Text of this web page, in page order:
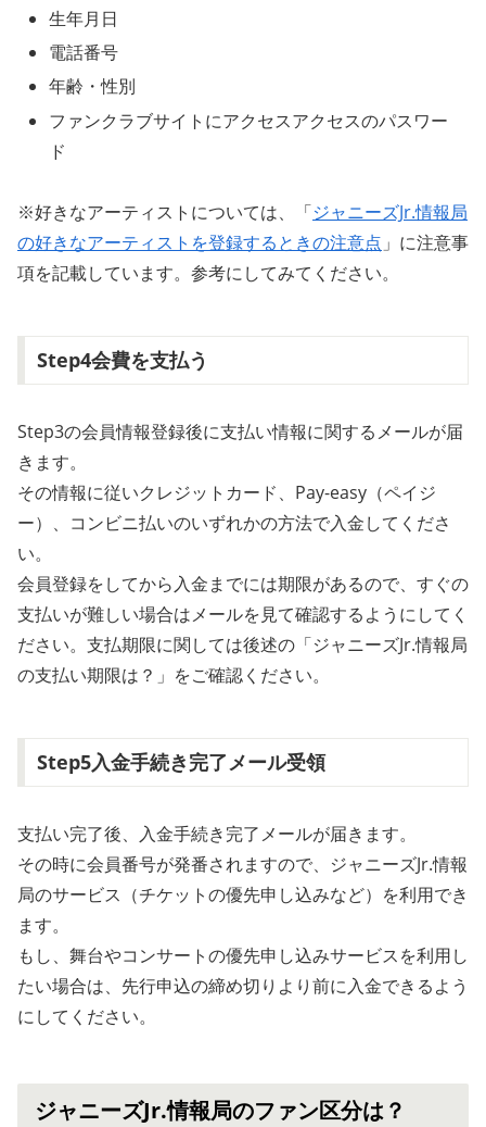
生年月日
電話番号
年齢・性別
ファンクラブサイトにアクセスアクセスのパスワー
ド
※好きなアーティストについては、「ジャニーズJr.情報局
の好きなアーティストを登録するときの注意点 」に注意事
項を記載しています。参考にしてみてください。
Step4会費を支払う
Step3の会員情報登録後に支払い情報に関するメールが届
きます。
その情報に従いクレジットカード、Pay-easy（ペイジ
ー）、コンビニ払いのいずれかの方法で入金してくださ
い。
会員登録をしてから入金までには期限があるので、すぐの
支払いが難しい場合はメールを見て確認するようにしてく
ださい。支払期限に関しては後述の「ジャニーズJr.情報局
の支払い期限は？」をご確認ください。
Step5入金手続き完了メール受領
支払い完了後、入金手続き完了メールが届きます。
その時に会員番号が発番されますので、ジャニーズJr.情報
局のサービス（チケットの優先申し込みなど）を利用でき
ます。
もし、舞台やコンサートの優先申し込みサービスを利用し
たい場合は、先行申込の締め切りより前に入金できるよう
にしてください。
ジャニーズJr.情報局のファン区分は？